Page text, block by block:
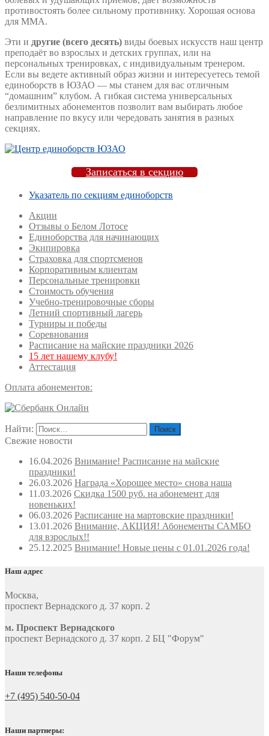
противостоять более сильному противнику. Хорошая основа
для MMA.
Эти и другие (всего десять) виды боевых искусств наш центр
преподаёт во взрослых и детских группах, или на
персональных тренировках, с индивидуальным тренером.
Если вы ведете активный образ жизни и интересуетесь темой
единоборств в ЮЗАО — мы станем для вас отличным
“домашним” клубом. А гибкая система универсальных
безлимитных абонементов позволит вам выбирать любое
направление по вкусу или чередовать занятия в разных
секциях.
Записаться в секцию
Указатель по секциям единоборств
Акции
Отзывы о Белом Лотосе
Единоборства для начинающих
Экипировка
Страховка для спортсменов
Корпоративным клиентам
Персональные тренировки
Стоимость обучения
Учебно-тренировочные сборы
Летний спортивный лагерь
Турниры и победы
Соревнования
Расписание на майские праздники 2026
15 лет нашему клубу!
Аттестация
Оплата абонементов:
Найти:
Свежие новости
16.04.2026 Внимание! Расписание на майские
праздники!
26.03.2026 Награда «Хорошее место» снова наша
11.03.2026 Скидка 1500 руб. на абонемент для
новеньких!
06.03.2026 Расписание на мартовские праздники!
13.01.2026 Внимание, АКЦИЯ! Абонементы САМБО
для взрослых!!
25.12.2025 Внимание! Новые цены с 01.01.2026 года!
Наш адрес
Москва,
проспект Вернадского д. 37 корп. 2
м. Проспект Вернадского
проспект Вернадского д. 37 корп. 2 БЦ "Форум"
Наши телефоны
+7 (495) 540-50-04
Наши партнеры: